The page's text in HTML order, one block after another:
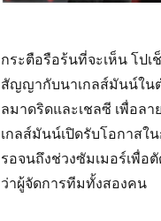
กระตือรือร้นที่จะเห็น โป
สัญญากับนาเกลส์มันน์ใน
ลมาดริดและเชลซี เพื่อล
เกลส์มันน์เปิดรับโอกาส
รอจนถึงช่วงซัมเมอร์เพื่อ
ว่าผู้จัดการทีมทั้งสองคน